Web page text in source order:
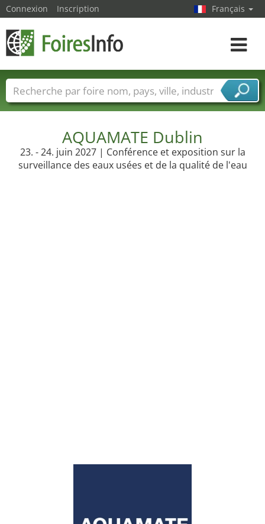
AQUAMATE Dublin
23. - 24. juin 2027 | Conférence et exposition sur la
surveillance des eaux usées et de la qualité de l'eau
Connexion Inscription Français
Toggle
Foire noms Pays Villes
Secteurs de foire